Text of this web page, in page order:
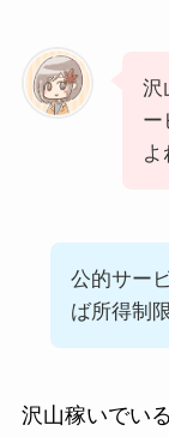
沢
ー
よ
公的サー
ば所得制
沢山稼いでい